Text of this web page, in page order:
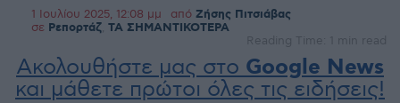
1 Ιουλίου 2025, 12:08 μμ από Ζήσης Πιτσιάβας
σε Ρεπορτάζ ΤΑ ΣΗΜΑΝΤΙΚΟΤΕΡΑ
Reading Time: 1 min read
Ακολουθήστε μας στο Google News
και μάθετε πρώτοι όλες τις ειδήσεις!